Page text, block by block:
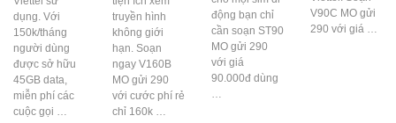
dụng. Với
150k/tháng
người dùng
được sở hữu
45GB data,
miễn phí các
cuộc gọi …
truyền hình
không giới
hạn. Soạn
ngay V160B
MO gửi 290
với cước phí rẻ
chỉ 160k …
động bạn chỉ
cần soạn ST90
MO gửi 290
với giá
90.000đ dùng
V90C MO gửi
290 với giá …